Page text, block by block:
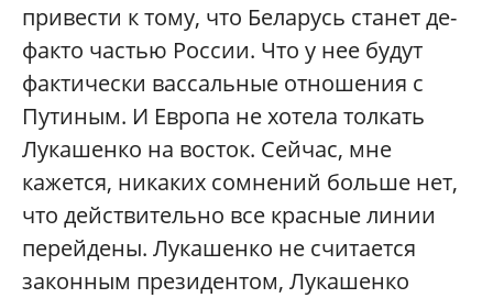
привести к тому, что Беларусь станет де-
факто частью России. Что у нее будут
фактически вассальные отношения с
Путиным. И Европа не хотела толкать
Лукашенко на восток. Сейчас, мне
кажется, никаких сомнений больше нет,
что действительно все красные линии
перейдены. Лукашенко не считается
законным президентом, Лукашенко